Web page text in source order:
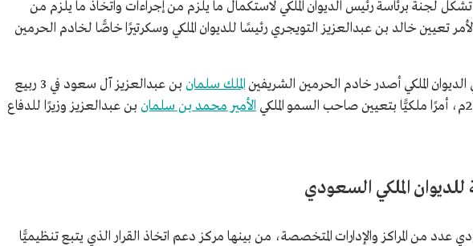
تشكل لجنة برئاسة رئيس الديوان الملكي لاستكمال ما يلزم من إجراءات واتخاذ ما يلزم من
تعيين خالد بن عبدالعزيز التويجري رئيسًا للديوان الملكي وسكرتيرًا خاصًّا لخادم الحرمين
الديوان الملكي أصدر خادم الحرمين الشريفينالملك سلمان
بن عبدالعزيز آل سعود في 3 ربيع
الأمير محمد بن سلمان بن عبدالعزيز وزيرًا للدفاع
للديوان الملكي السعودي
عدد من المراكز والإدارات المتخصصة، من بينها مركز دعم اتخاذ القرار الذي يتبع تنظيميًّا